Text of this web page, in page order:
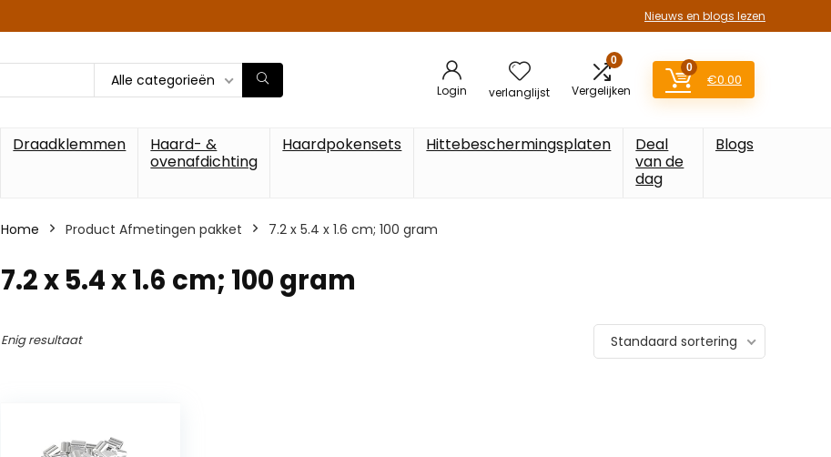
Nieuws en blogs lezen
Alle categorieën
Login verlanglijst
0
Vergelijken
0
€0.00
Draadklemmen
Haard- &
ovenafdichting
Haardpokensets Hittebeschermingsplaten
Deal
van de
dag
Blogs
Home Product Afmetingen pakket ‎7.2 x 5.4 x 1.6 cm; 100 gram
‎7.2 x 5.4 x 1.6 cm; 100 gram
Enig resultaat Standaard sortering